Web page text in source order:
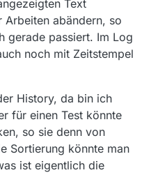
Text
Arbeiten abändern, so
gerade passiert. Im Log
noch mit Zeitstempel
History, da bin ich
für einen Test könnte
so sie denn von
Sortierung könnte man
ist eigentlich die